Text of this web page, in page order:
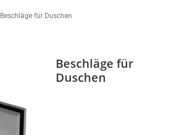
Beschläge für Duschen
Beschläge für
Duschen